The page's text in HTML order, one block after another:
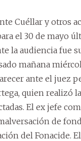
Cuéllar y otros
el 30 de mayo
la audiencia fue
mañana
ante el juez
quien realizó
El ex jefe
de
del Fonacide.